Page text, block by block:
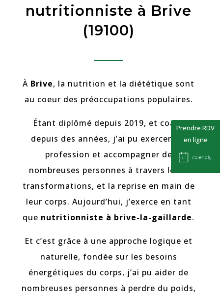
Prendre RDV
en ligne
nutritionniste à Brive
(19100)
À Brive, la nutrition et la diététique sont
au coeur des préoccupations populaires.
Étant diplômé depuis 2019, et coach
depuis des années, j’ai pu exercer ma
profession et accompagner de
nombreuses personnes à travers leurs
transformations, et la reprise en main de
leur corps. Aujourd’hui, j’exerce en tant
que nutritionniste à brive-la-gaillarde.
Et c’est grâce à une approche logique et
naturelle, fondée sur les besoins
énergétiques du corps, j’ai pu aider de
nombreuses personnes à perdre du poids,